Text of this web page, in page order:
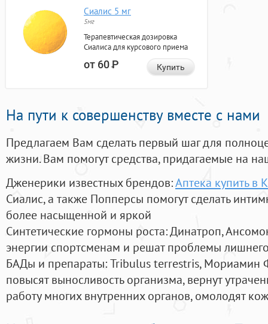
Сиалис 5 мг
5мг
Терапевтическая дозировка
Сиалиса для курсового приема
от 60Р Купить
На пути к совершенству вместе с нами
Предлагаем Вам сделать первый шаг для
жизни. Вам помогут средства, придагаемые на
Дженерики известных брендов:Аптека купить в
Сиалис, а также Попперсы помогут сделать
более насыщенной и яркой
Синтетические гормоны роста: Динатроп,
энергии спортсменам и решат проблемы
БАДы и препараты:Tribulus terrestris, Мориамин
повысят выносливость организма, вернут
работу многих внутренних органов, омолодят